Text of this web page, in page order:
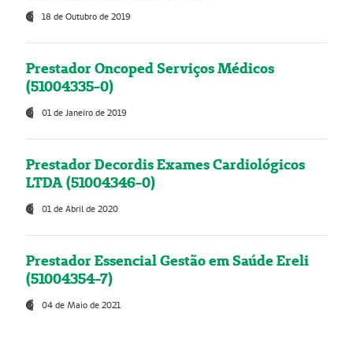
18 de Outubro de 2019
Prestador Oncoped Serviços Médicos
(51004335-0)
01 de Janeiro de 2019
Prestador Decordis Exames Cardiológicos
LTDA (51004346-0)
01 de Abril de 2020
Prestador Essencial Gestão em Saúde Ereli
(51004354-7)
04 de Maio de 2021